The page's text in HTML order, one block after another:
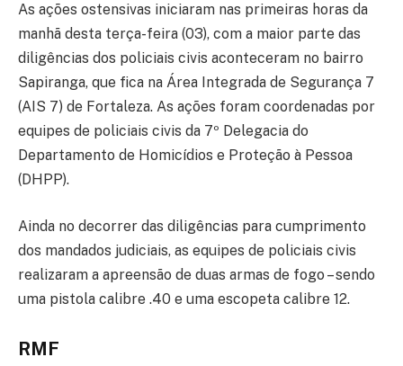
As ações ostensivas iniciaram nas primeiras horas da
manhã desta terça-feira (03), com a maior parte das
diligências dos policiais civis aconteceram no bairro
Sapiranga, que fica na Área Integrada de Segurança 7
(AIS 7) de Fortaleza. As ações foram coordenadas por
equipes de policiais civis da 7º Delegacia do
Departamento de Homicídios e Proteção à Pessoa
(DHPP).
Ainda no decorrer das diligências para cumprimento
dos mandados judiciais, as equipes de policiais civis
realizaram a apreensão de duas armas de fogo – sendo
uma pistola calibre .40 e uma escopeta calibre 12.
RMF